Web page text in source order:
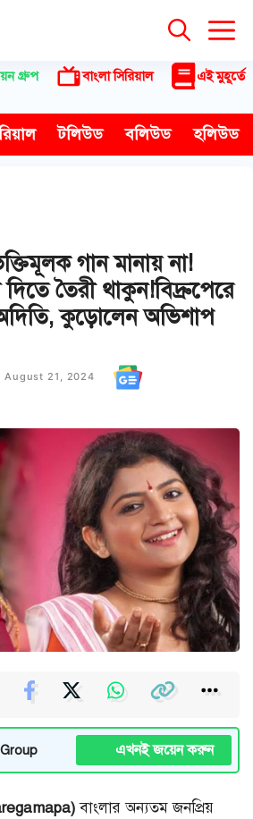
গ্রুপ বাংলা সিরিয়াল এই মুহূর্তে
টলিউড বলিউড হলিউড
গান মানায় না!
তৈরী থাকুন!বিদ্রুপেরে
কুড়োলেন অভিশাপ
August 21, 2024
এখনই জয়েন করুন
বাংলার অন্যতম জনপ্রিয়